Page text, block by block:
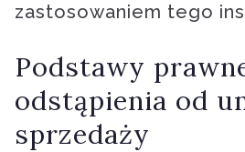
zastosowaniem tego
Podstawy
odstąpienia od
sprzedaży